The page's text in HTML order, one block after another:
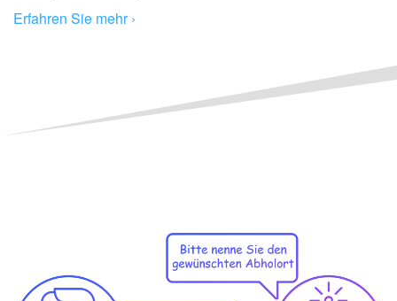
Erfahren Sie mehr ›